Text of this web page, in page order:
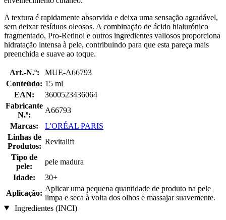
A textura é rapidamente absorvida e deixa uma sensação agradável,
sem deixar resíduos oleosos. A combinação de ácido hialurónico
fragmentado, Pro-Retinol e outros ingredientes valiosos proporciona
hidratação intensa à pele, contribuindo para que esta pareça mais
preenchida e suave ao toque.
Art.-N.º:
MUE-A66793
Conteúdo: 15 ml
EAN:
3600523436064
Fabricante
N.º:
A66793
Marcas:
L'ORÉAL PARIS
Linhas de
Produtos:
Revitalift
Tipo de
pele:
pele madura
Idade:
30+
Aplicação:
Aplicar uma pequena quantidade de produto na pele
limpa e seca à volta dos olhos e massajar suavemente.
Ingredientes (INCI)